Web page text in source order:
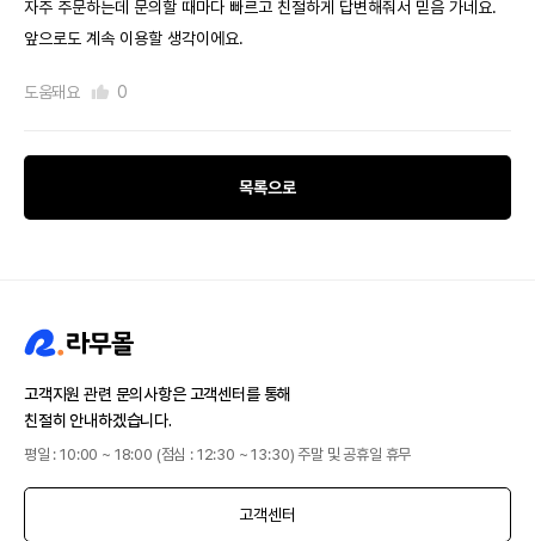
자주 주문하는데 문의할 때마다 빠르고 친절하게 답변해줘서 믿음 가네요.
앞으로도 계속 이용할 생각이에요.
도움돼요 0
목록으로
고객지원 관련 문의사항은 고객센터를 통해
친절히 안내하겠습니다.
평일 : 10:00 ~ 18:00 (점심 : 12:30 ~ 13:30) 주말 및 공휴일 휴무
고객센터